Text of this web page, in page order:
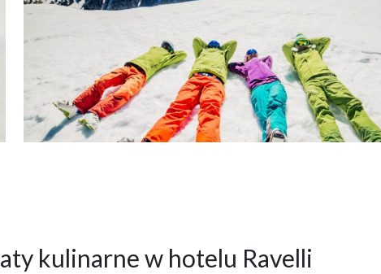
kulinarne w hotelu Ravelli